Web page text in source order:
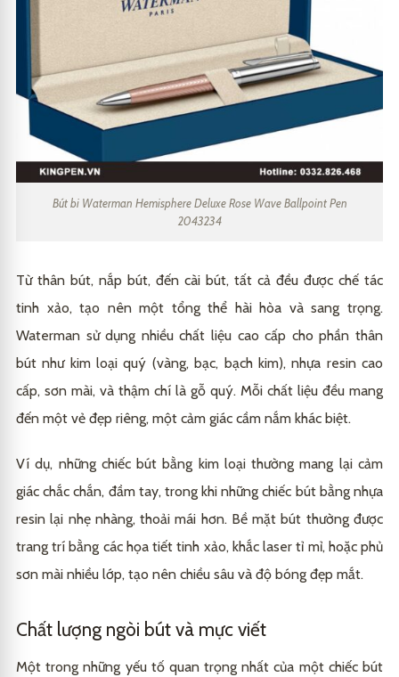
Bút bi Waterman Hemisphere Deluxe Rose Wave Ballpoint Pen
2043234
Từ thân bút, nắp bút, đến cài bút, tất cả đều được chế tác
tinh xảo, tạo nên một tổng thể hài hòa và sang trọng.
Waterman sử dụng nhiều chất liệu cao cấp cho phần thân
bút như kim loại quý (vàng, bạc, bạch kim), nhựa resin cao
cấp, sơn mài, và thậm chí là gỗ quý. Mỗi chất liệu đều mang
đến một vẻ đẹp riêng, một cảm giác cầm nắm khác biệt.
Ví dụ, những chiếc bút bằng kim loại thường mang lại cảm
giác chắc chắn, đầm tay, trong khi những chiếc bút bằng nhựa
resin lại nhẹ nhàng, thoải mái hơn. Bề mặt bút thường được
trang trí bằng các họa tiết tinh xảo, khắc laser tỉ mỉ, hoặc phủ
sơn mài nhiều lớp, tạo nên chiều sâu và độ bóng đẹp mắt.
Chất lượng ngòi bút và mực viết
Một trong những yếu tố quan trọng nhất của một chiếc bút